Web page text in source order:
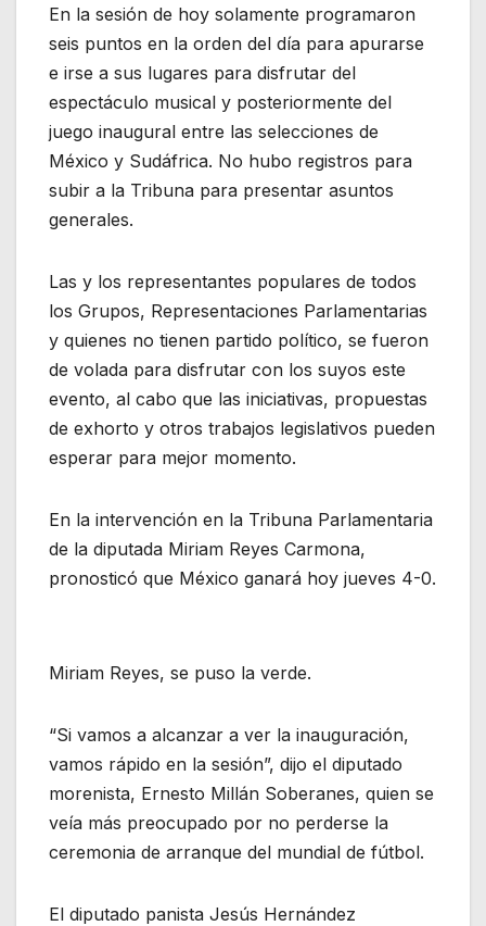
En la sesión de hoy solamente programaron
seis puntos en la orden del día para apurarse
e irse a sus lugares para disfrutar del
espectáculo musical y posteriormente del
juego inaugural entre las selecciones de
México y Sudáfrica. No hubo registros para
subir a la Tribuna para presentar asuntos
generales.
Las y los representantes populares de todos
los Grupos, Representaciones Parlamentarias
y quienes no tienen partido político, se fueron
de volada para disfrutar con los suyos este
evento, al cabo que las iniciativas, propuestas
de exhorto y otros trabajos legislativos pueden
esperar para mejor momento.
En la intervención en la Tribuna Parlamentaria
de la diputada Miriam Reyes Carmona,
pronosticó que México ganará hoy jueves 4-0.
Miriam Reyes, se puso la verde.
“Si vamos a alcanzar a ver la inauguración,
vamos rápido en la sesión”, dijo el diputado
morenista, Ernesto Millán Soberanes, quien se
veía más preocupado por no perderse la
ceremonia de arranque del mundial de fútbol.
El diputado panista Jesús Hernández